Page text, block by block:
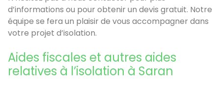
d’informations ou pour obtenir un devis gratuit. Notre
équipe se fera un plaisir de vous accompagner dans
votre projet d’isolation.
Aides fiscales et autres aides
relatives à l’isolation à Saran